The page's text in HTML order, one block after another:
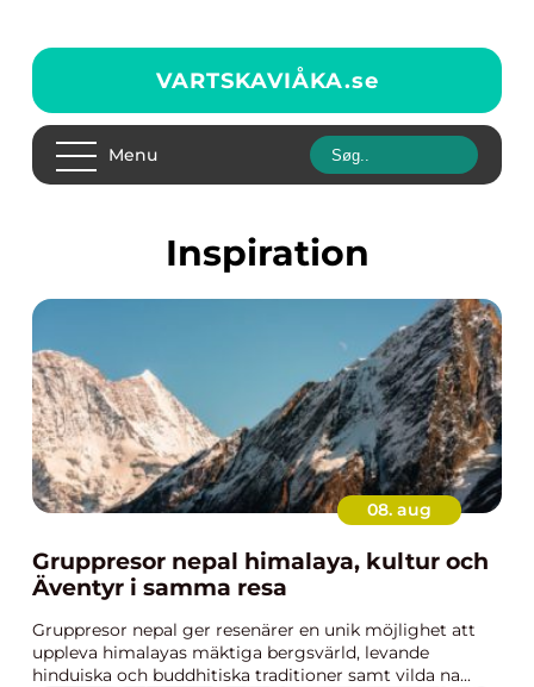
VARTSKAVIÅKA.se
Menu
inspiration
08. aug
Gruppresor nepal himalaya, kultur och
Äventyr i samma resa
Gruppresor nepal ger resenärer en unik möjlighet att
uppleva himalayas mäktiga bergsvärld, levande
hinduiska och buddhitiska traditioner samt vilda na...